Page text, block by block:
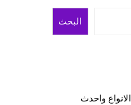
البحث
واحدث